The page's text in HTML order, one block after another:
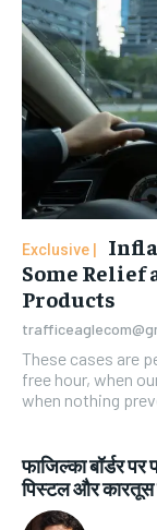
Some Relief
Products
These cases are
free hour, when
when nothing
फाजिल्का बॉर्डर
पिस्टल और कारतूस